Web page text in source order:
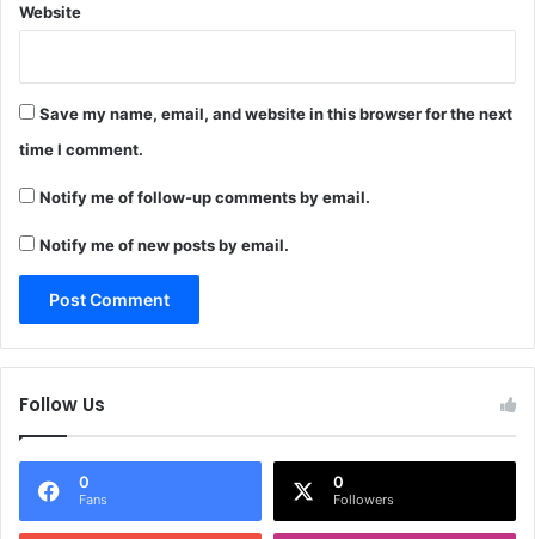
Website
Save my name, email, and website in this browser for the next
time I comment.
Notify me of follow-up comments by email.
Notify me of new posts by email.
Follow Us
0
Fans
0
Followers